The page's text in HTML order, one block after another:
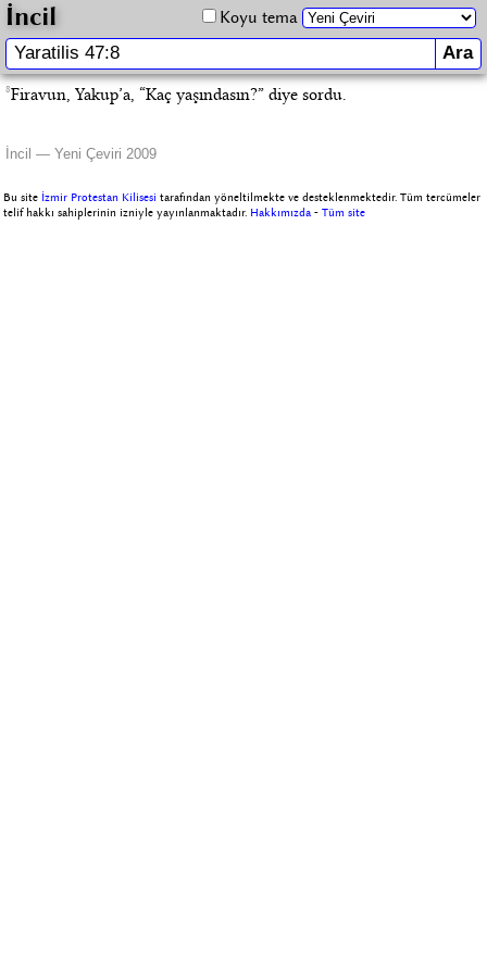
İncil Koyu tema
8Firavun, Yakup’a, “Kaç yaşındasın?” diye sordu.
İncil — Yeni Çeviri 2009
Bu site İzmir Protestan Kilisesi tarafından yöneltilmekte ve desteklenmektedir. Tüm tercümeler
telif hakkı sahiplerinin izniyle yayınlanmaktadır. Hakkımızda -Tüm site